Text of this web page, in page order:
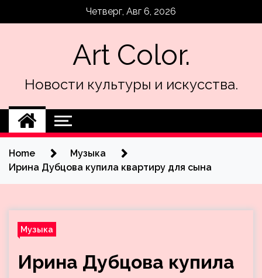
Четверг, Авг 6, 2026
Art Color.
Новости культуры и искусства.
Home
Музыка
Ирина Дубцова купила квартиру для сына
Музыка
Ирина Дубцова купила